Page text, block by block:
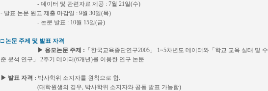
- 데이터 및 관련자료 제공 : 7월 21일(수)
- 발표 논문 원고 제출 마감일 : 9월 30일(목)
- 논문 발표 : 10월 15일(금)
□ 논문 주제 및 발표 자격
▶ 응모논문 주제 : 「한국교육종단연구2005」 1~5차년도 데이터와「학교 교육 실태 및 수
준 분석 연구」 2주기 데이터(6개년)를 이용한 연구 논문
▶ 발표 자격 : 박사학위 소지자를 원칙으로 함.
(대학원생의 경우, 박사학위 소지자와 공동 발표 가능함)